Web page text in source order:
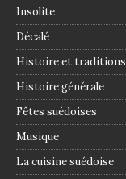
Insolite
Décalé
Histoire et traditions
Histoire générale
Fêtes suédoises
Musique
La cuisine suédoise